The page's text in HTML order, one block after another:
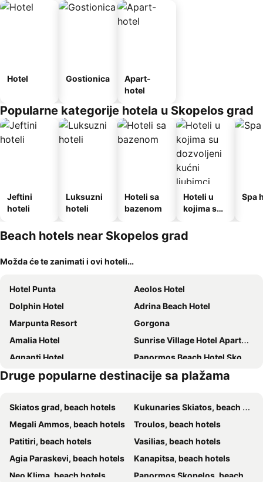
Hotel Gostionica
Apart-
hotel
Popularne kategorije hotela u Skopelos grad
Jeftini
hoteli
Luksuzni
hoteli
Hoteli sa
bazenom
Hoteli u
kojima su
kućni
ljubimci
Spa
Beach hotels near Skopelos grad
Možda će te zanimati i ovi hoteli…
Hotel Punta
Aeolos Hotel
Dolphin Hotel
Adrina Beach Hotel
Marpunta Resort
Gorgona
Amalia Hotel
Sunrise Village Hotel Apartments
Agnanti Hotel
Panormos Beach Hotel Skopelos
Penzion Blo
GEORGIOS L
Akti Fine Rooms
Amalia 2
Mando Beachfront
Adrina Resort & Spa
Kavos Hotel
Druge popularne destinacije sa plažama
Skiatos grad, beach hotels
Kukunaries Skiatos, beach hotels
Megali Ammos, beach hotels
Troulos, beach hotels
Patitiri, beach hotels
Vasilias, beach hotels
Agia Paraskevi, beach hotels
Kanapitsa, beach hotels
Neo Klima, beach hotels
Panormos Skopelos, beach hotels